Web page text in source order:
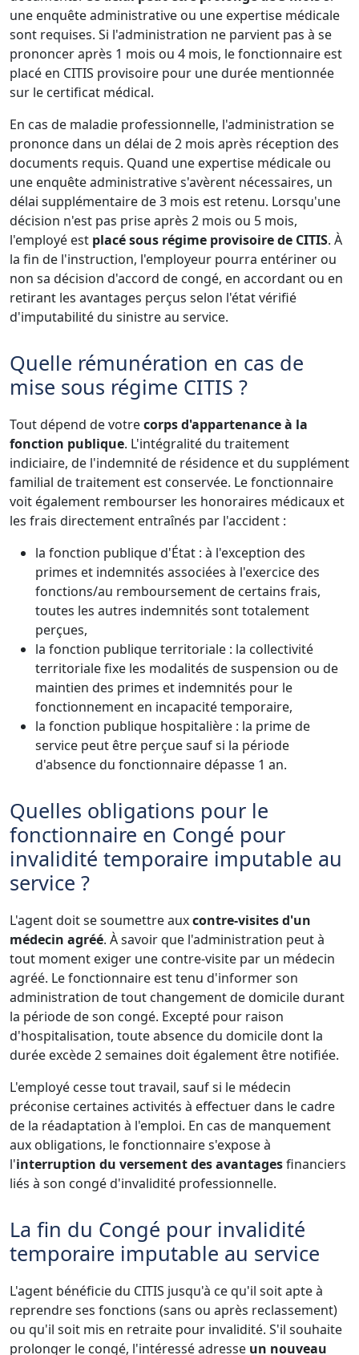
une enquête administrative ou une expertise médicale
sont requises. Si l'administration ne parvient pas à se
prononcer après 1 mois ou 4 mois, le fonctionnaire est
placé en CITIS provisoire pour une durée mentionnée
sur le certificat médical.
En cas de maladie professionnelle, l'administration se
prononce dans un délai de 2 mois après réception des
documents requis. Quand une expertise médicale ou
une enquête administrative s'avèrent nécessaires, un
délai supplémentaire de 3 mois est retenu. Lorsqu'une
décision n'est pas prise après 2 mois ou 5 mois,
l'employé est placé sous régime provisoire de CITIS. À
la fin de l'instruction, l'employeur pourra entériner ou
non sa décision d'accord de congé, en accordant ou en
retirant les avantages perçus selon l'état vérifié
d'imputabilité du sinistre au service.
Quelle rémunération en cas de
mise sous régime CITIS ?
Tout dépend de votrecorps d'appartenance à la
fonction publique. L'intégralité du traitement
indiciaire, de l'indemnité de résidence et du supplément
familial de traitement est conservée. Le fonctionnaire
voit également rembourser les honoraires médicaux et
les frais directement entraînés par l'accident :
la fonction publique d'État : à l'exception des
primes et indemnités associées à l'exercice des
fonctions/au remboursement de certains frais,
toutes les autres indemnités sont totalement
perçues,
la fonction publique territoriale : la collectivité
territoriale fixe les modalités de suspension ou de
maintien des primes et indemnités pour le
fonctionnement en incapacité temporaire,
la fonction publique hospitalière : la prime de
service peut être perçue sauf si la période
d'absence du fonctionnaire dépasse 1 an.
Quelles obligations pour le
fonctionnaire en Congé pour
invalidité temporaire imputable au
service ?
L'agent doit se soumettre auxcontre-visites d'un
médecin agréé. À savoir que l'administration peut à
tout moment exiger une contre-visite par un médecin
agréé. Le fonctionnaire est tenu d'informer son
administration de tout changement de domicile durant
la période de son congé. Excepté pour raison
d'hospitalisation, toute absence du domicile dont la
durée excède 2 semaines doit également être notifiée.
L'employé cesse tout travail, sauf si le médecin
préconise certaines activités à effectuer dans le cadre
de la réadaptation à l'emploi. En cas de manquement
aux obligations, le fonctionnaire s'expose à
l'interruption du versement des avantagesfinanciers
liés à son congé d'invalidité professionnelle.
La fin du Congé pour invalidité
temporaire imputable au service
L'agent bénéficie du CITIS jusqu'à ce qu'il soit apte à
reprendre ses fonctions (sans ou après reclassement)
ou qu'il soit mis en retraite pour invalidité. S'il souhaite
prolonger le congé, l'intéressé adresse un nouveau